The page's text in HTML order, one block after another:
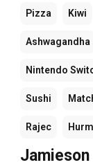
Pizza Kiwi
Ashwagandha
Nintendo
Sushi
Rajec